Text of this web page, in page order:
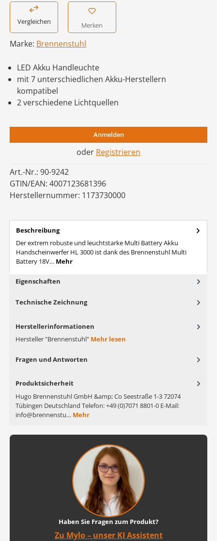
Vergleichen Merken
Marke: Brennenstuhl
LED Akku Handleuchte
mit 7 unterschiedlichen Akku-Herstellern
kompatibel
2 verschiedene Lichtquellen
Anmelden
oder Registrieren
Art.-Nr.: 90-9242
GTIN/EAN: 4007123681396
Herstellernummer: 1173730000
Beschreibung
Der extrem robuste und leuchtstarke Multi Battery Akku
Handscheinwerfer HL 3000 ist dank des Brennenstuhl Multi
Battery 18V… Mehr
Eigenschaften
Technische Zeichnung
Herstellerinformationen
Hersteller "Brennenstuhl" Mehr lesen
Fragen und Antworten
Produktsicherheit
Hugo Brennenstuhl GmbH &amp; Co Seestraße 1-3 72074
Tübingen Deutschland Telefon: +49 (0)7071 8801-0 E-Mail:
info@brennenstu… Mehr
Haben Sie Fragen zum Produkt?
Zu Mylo – unser KI Assistent